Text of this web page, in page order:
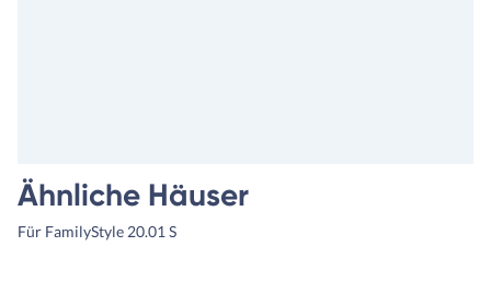
Ähnliche Häuser
Für FamilyStyle 20.01 S